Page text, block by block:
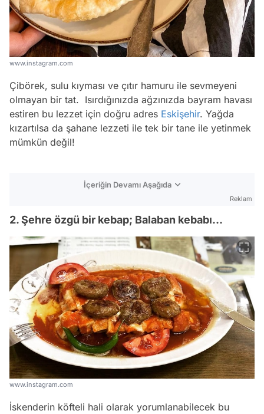
www.instagram.com
Çibörek, sulu kıyması ve çıtır hamuru ile sevmeyeni
olmayan bir tat. Isırdığınızda ağzınızda bayram havası
estiren bu lezzet için doğru adres Eskişehir. Yağda
kızartılsa da şahane lezzeti ile tek bir tane ile yetinmek
mümkün değil!
İçeriğin Devamı Aşağıda
Reklam
2. Şehre özgü bir kebap; Balaban kebabı…
www.instagram.com
İskenderin köfteli hali olarak yorumlanabilecek bu